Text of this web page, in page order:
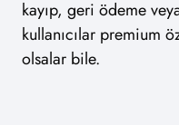
kayıp, geri ödeme
kullanıcılar premium
olsalar bile.